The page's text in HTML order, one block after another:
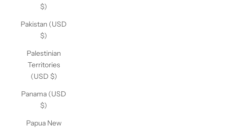
$)
Pakistan (USD
$)
Palestinian
Territories
(USD $)
Panama (USD
$)
Papua New